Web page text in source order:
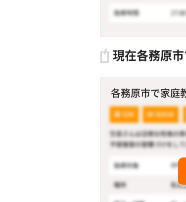
現在各務原
各務原市で家庭